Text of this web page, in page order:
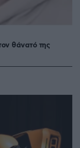
θάνατό της